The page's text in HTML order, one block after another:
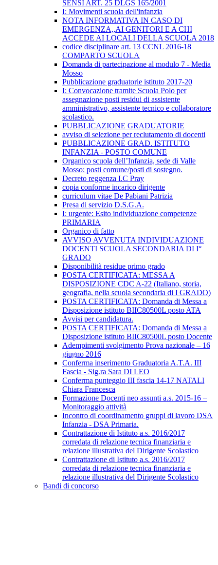
SENSI ART. 25 DLGS 165/2001
I: Movimenti scuola dell'infanzia
NOTA INFORMATIVA IN CASO DI
EMERGENZA,,AI GENITORI E A CHI
ACCEDE AI LOCALI DELLA SCUOLA 2018
codice disciplinare art. 13 CCNL 2016-18
COMPARTO SCUOLA
Domanda di partecipazione al modulo 7 - Media
Mosso
Pubblicazione graduatorie istituto 2017-20
I: Convocazione tramite Scuola Polo per
assegnazione posti residui di assistente
amministrativo, assistente tecnico e collaboratore
scolastico.
PUBBLICAZIONE GRADUATORIE
avviso di selezione per reclutamento di docenti
PUBBLICAZIONE GRAD. ISTITUTO
INFANZIA - POSTO COMUNE
Organico scuola dell’Infanzia, sede di Valle
Mosso: posti comune/posti di sostegno.
Decreto reggenza I.C Pray
copia conforme incarico dirigente
curriculum vitae De Pabiani Patrizia
Presa di servizio D.S.G.A.
I: urgente: Esito individuazione competenze
PRIMARIA
Organico di fatto
AVVISO AVVENUTA INDIVIDUAZIONE
DOCENTI SCUOLA SECONDARIA DI I°
GRADO
Disponibilità residue primo grado
POSTA CERTIFICATA: MESSA A
DISPOSIZIONE CDC A-22 (Italiano, storia,
geografia, nella scuola secondaria di I GRADO)
POSTA CERTIFICATA: Domanda di Messa a
Disposizione istituto BIIC80500L posto ATA
Avvisi per candidatura.
POSTA CERTIFICATA: Domanda di Messa a
Disposizione istituto BIIC80500L posto Docente
Adempimenti svolgimento Prova nazionale – 16
giugno 2016
Conferma inserimento Graduatoria A.T.A. III
Fascia - Sig.ra Sara DI LEO
Conferma punteggio III fascia 14-17 NATALI
Chiara Francesca
Formazione Docenti neo assunti a.s. 2015-16 –
Monitoraggio attività
Incontro di coordinamento gruppi di lavoro DSA
Infanzia - DSA Primaria.
Contrattazione di Istituto a.s. 2016/2017
corredata di relazione tecnica finanziaria e
relazione illustrativa del Dirigente Scolastico
Contrattazione di Istituto a.s. 2016/2017
corredata di relazione tecnica finanziaria e
relazione illustrativa del Dirigente Scolastico
Bandi di concorso